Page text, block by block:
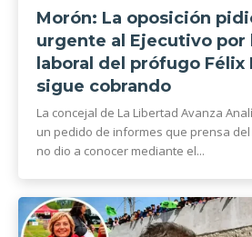
Morón: La oposición
urgente al Ejecutivo por
laboral del prófugo Félix
sigue cobrando
La concejal de La Libertad Avanza
un pedido de informes que prensa
no dio a conocer mediante el...